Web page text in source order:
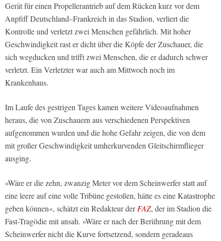
Gerät für einen Propellerantrieb auf dem Rücken kurz vor dem
Anpfiff Deutschland–Frankreich in das Stadion, verliert die
Kontrolle und verletzt zwei Menschen gefährlich. Mit hoher
Geschwindigkeit rast er dicht über die Köpfe der Zuschauer, die
sich wegducken und trifft zwei Menschen, die er dadurch schwer
verletzt. Ein Verletzter war auch am Mittwoch noch im
Krankenhaus.
Im Laufe des gestrigen Tages kamen weitere Videoaufnahmen
heraus, die von Zuschauern aus verschiedenen Perspektiven
aufgenommen wurden und die hohe Gefahr zeigen, die von dem
mit großer Geschwindigkeit umherkurvenden Gleitschirmflieger
ausging.
»Wäre er die zehn, zwanzig Meter vor dem Scheinwerfer statt auf
eine leere auf eine volle Tribüne gestoßen, hätte es eine Katastrophe
geben können«, schätzt ein Redakteur derFAZ, der im Stadion die
Fast-Tragödie mit ansah. »Wäre er nach der Berührung mit dem
Scheinwerfer nicht die Kurve fortsetzend, sondern geradeaus